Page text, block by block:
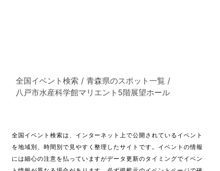
全国イベント検索 / 青森県のスポット一覧 /
八戸市水産科学館マリエント5階展望ホール
全国イベント検索は、インターネット上で公開されているイベント
を地域別、時間別で見やすく整理したサイトです。イベントの情報
には細心の注意を払っていますがデータ更新のタイミングでイベン